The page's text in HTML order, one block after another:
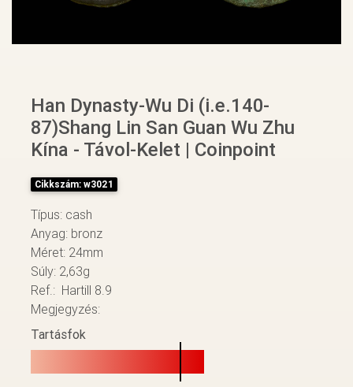
Han Dynasty-Wu Di (i.e.140-
87)Shang Lin San Guan Wu Zhu
Kína - Távol-Kelet | Coinpoint
Cikkszám: w3021
Típus: cash
Anyag: bronz
Méret: 24mm
Súly: 2,63g
Ref.: Hartill 8.9
Megjegyzés:
Tartásfok